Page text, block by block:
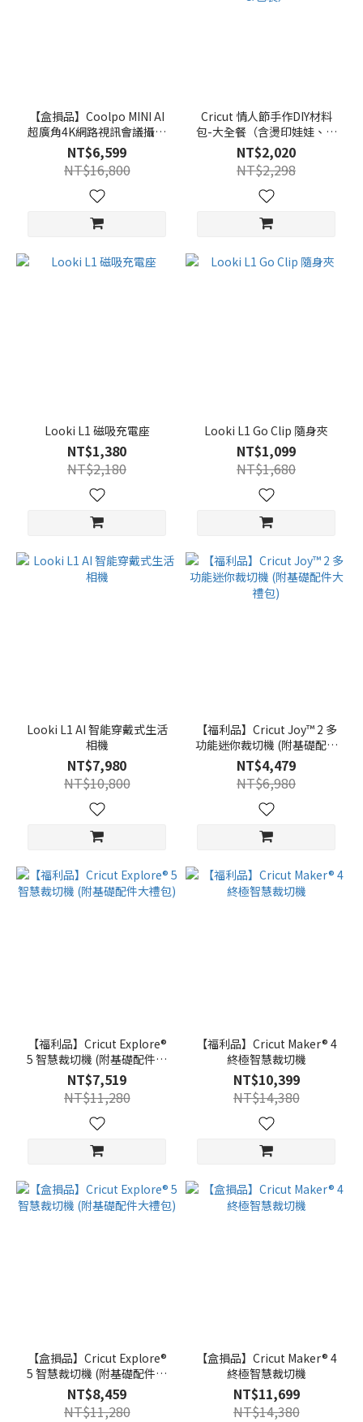
【盒損品】Coolpo MINI AI
超廣角4K網路視訊會議攝影
機
NT$6,599
NT$16,800
Cricut 情人節手作DIY材料
包-大全餐（含燙印娃娃、燙
印包包、精緻火焰卡片、螢
光紀念杯＆包裝）
NT$2,020
NT$2,298
Looki L1 磁吸充電座
NT$1,380
NT$2,180
Looki L1 Go Clip 隨身夾
NT$1,099
NT$1,680
Looki L1 AI 智能穿戴式生活
相機
NT$7,980
NT$10,800
【福利品】Cricut Joy™ 2 多
功能迷你裁切機 (附基礎配件
大禮包)
NT$4,479
NT$6,980
【福利品】Cricut Explore®
5 智慧裁切機 (附基礎配件大
禮包)
NT$7,519
NT$11,280
【福利品】Cricut Maker® 4
終極智慧裁切機
NT$10,399
NT$14,380
【盒損品】Cricut Explore®
5 智慧裁切機 (附基礎配件大
禮包)
NT$8,459
NT$11,280
【盒損品】Cricut Maker® 4
終極智慧裁切機
NT$11,699
NT$14,380